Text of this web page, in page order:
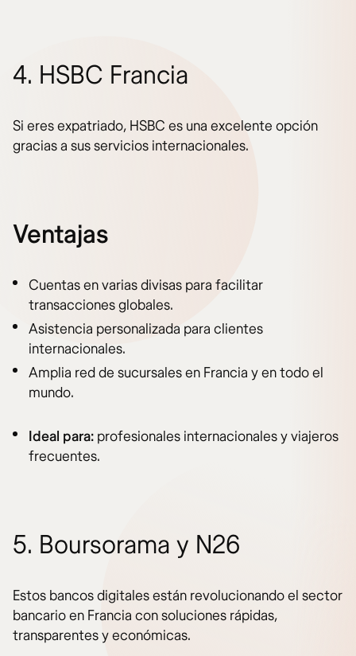
4. HSBC Francia
Si eres expatriado, HSBC es una excelente opción
gracias a sus servicios internacionales.
Ventajas
Cuentas en varias divisas para facilitar
transacciones globales.
Asistencia personalizada para clientes
internacionales.
Amplia red de sucursales en Francia y en todo el
mundo.
Ideal para: profesionales internacionales y viajeros
frecuentes.
5. Boursorama y N26
Estos bancos digitales están revolucionando el sector
bancario en Francia con soluciones rápidas,
transparentes y económicas.